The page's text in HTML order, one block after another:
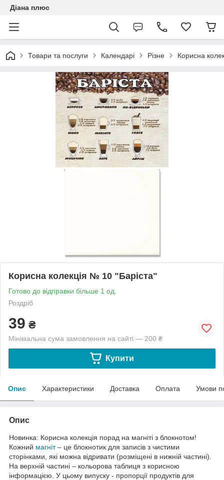
Діана плюс
Товари та послуги Календарі Різне Корисна
Корисна колекція № 10 "Баріста"
Готово до відправки більше 1 од.
Роздріб
39 ₴
Мінімальна сума замовлення на сайті — 200 ₴
Купити
Опис Характеристики Доставка Оплата Умови
Опис
Новинка: Корисна колекція порад на магніті з блокнотом!
Кожний магніт– це блокнотик для записів з чистими
сторінками, які можна відривати (розміщені в нижній частині).
На верхній частині – кольорова таблиця з корисною
інформацією. У цьому випуску - пропорції продуктів для